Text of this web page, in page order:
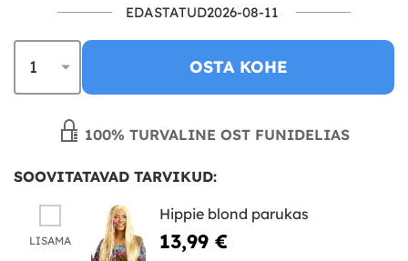
EDASTATUD2026-08-11
OSTA KOHE
100% TURVALINE OST FUNIDELIAS
SOOVITATAVAD TARVIKUD:
LISAMA
Hippie blond parukas
13,99 €